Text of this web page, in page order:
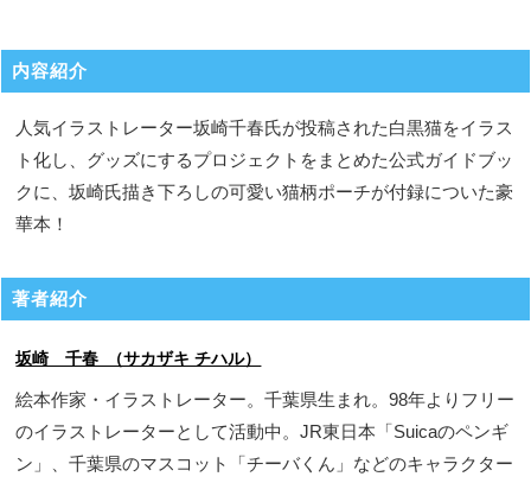
内容紹介
人気イラストレーター坂崎千春氏が投稿された白黒猫をイラス
ト化し、グッズにするプロジェクトをまとめた公式ガイドブッ
クに、坂崎氏描き下ろしの可愛い猫柄ポーチが付録についた豪
華本！
著者紹介
坂崎 千春 （サカザキ チハル）
絵本作家・イラストレーター。千葉県生まれ。98年よりフリー
のイラストレーターとして活動中。JR東日本「Suicaのペンギ
ン」、千葉県のマスコット「チーバくん」などのキャラクター